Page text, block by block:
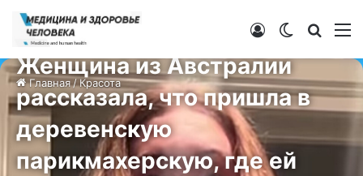
Switch skin
Войти
Главная/Красота
Красота
Женщина из Австралии
рассказала, что пришла в
деревенскую
парикмахерскую, где ей